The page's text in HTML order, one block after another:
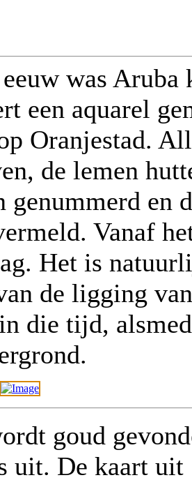
was
een aquarel
Oranjestad.
de lemen
genummerd en
Vanaf
Het is
de ligging
die tijd,
goud
uit. De kaart uit